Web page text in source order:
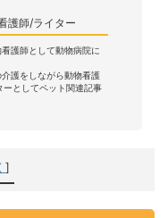
護師/ライター
護師として動物病院に
護をしながら動物看護
としてペット関連記事
]